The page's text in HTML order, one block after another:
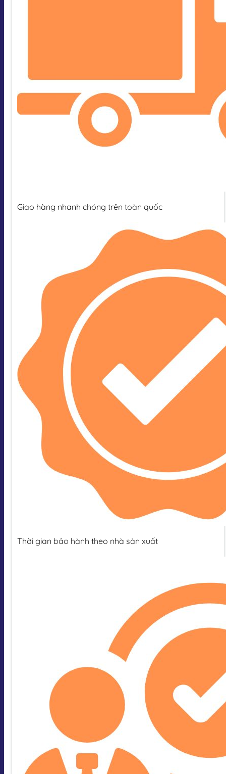
Giao hàng nhanh chóng trên toàn quốc
Thời gian bảo hành theo nhà sản xuất